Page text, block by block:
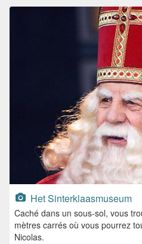
Het Sinterklaasmuseum
Caché dans un sous-sol, vous
mètres carrés où vous pourrez
Nicolas.